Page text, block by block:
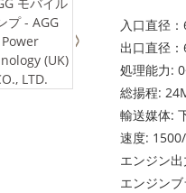
Pシリーズ 250-1100
Sシリーズ 275-880KVA
DEシリーズ 250-825
Hシリーズ 165-935 KVA
Vシリーズ 350～800
Aシリーズ 165-388kVA
CUシリーズ 275-850 KVA
Pシリーズ 250-1100 KVA
入口直径
出口直径
処理能力:
総揚程:
輸送媒体:
速度:
エンジン
エンジン